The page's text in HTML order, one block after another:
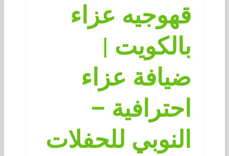
قهوجيه عزاء
بالكويت |
ضيافة عزاء
احترافية –
النوبي للحفلات